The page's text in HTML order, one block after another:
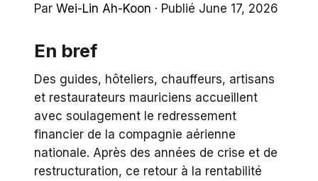
Par Wei-Lin Ah-Koon · Publié June 17, 2026
En bref
Des guides, hôteliers, chauffeurs, artisans
et restaurateurs mauriciens accueillent
avec soulagement le redressement
financier de la compagnie aérienne
nationale. Après des années de crise et de
restructuration, ce retour à la rentabilité